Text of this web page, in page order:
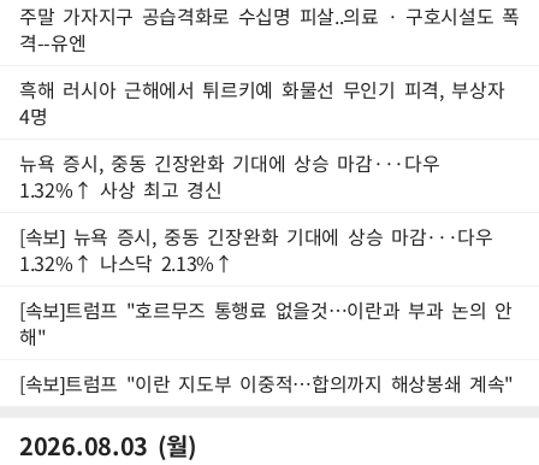
주말 가자지구 공습격화로 수십명 피살..의료 · 구호시설도 폭
격--유엔
흑해 러시아 근해에서 튀르키예 화물선 무인기 피격, 부상자
4명
뉴욕 증시, 중동 긴장완화 기대에 상승 마감···다우
1.32%↑ 사상 최고 경신
[속보] 뉴욕 증시, 중동 긴장완화 기대에 상승 마감···다우
1.32%↑ 나스닥 2.13%↑
[속보]트럼프 "호르무즈 통행료 없을것…이란과 부과 논의 안
해"
[속보]트럼프 "이란 지도부 이중적…합의까지 해상봉쇄 계속"
2026.08.03 (월)